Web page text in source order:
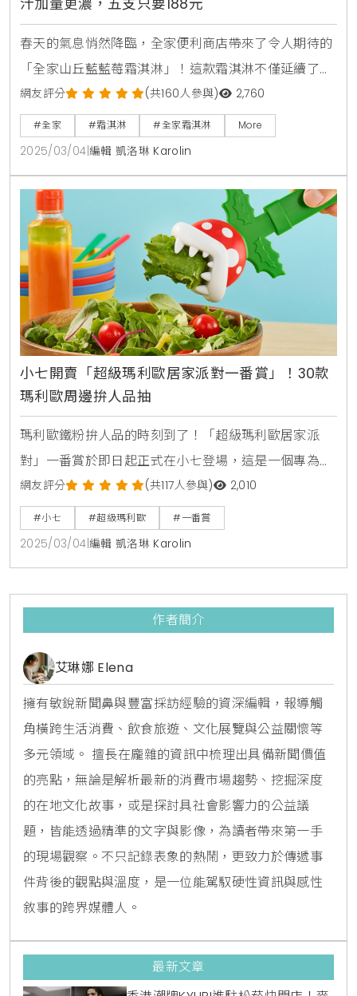
汁加量更濃，五支只要188元
春天的氣息悄然降臨，全家便利商店帶來了令人期待的
「全家山丘藍藍莓霜淇淋」！這款霜淇淋不僅延續了去
年的熱銷，還在口味上進行了全新升級。全新的山丘藍
藍莓果汁配方，讓每一口都充滿濃郁的果香，酸甜適
中，讓人一試成主顧。從3月5日至3月7日，消費者可
以享受限時優惠，五支只需188元，讓你在春日裡盡情
享受這份美味。此外，還推出綜合口味霜淇淋，特別選
用來自小農的牛奶，讓口感更加滑順，奶香四溢，搭配
新鮮藍莓果汁，
網友評分 (共160人參與) 2,760
#全家 #霜淇淋 #全家霜淇淋 More
2025/03/04 編輯 凱洛琳 Karolin
小七開賣「超級瑪利歐居家派對一番賞」！30款
瑪利歐周邊拚人品抽
瑪利歐鐵粉拚人品的時刻到了！「超級瑪利歐居家派
對」一番賞於即日起正式在小七登場，這是一個專為瑪
利歐迷設計的居家派對系列，讓你在家中也能享受超級
瑪利歐的樂趣！這次推出的近30款派對必需品，包括零
食收納盒、造型吐司模具和可愛的造型夾，絕對能讓你
的聚會充滿趣味與創意，讓每一位參與者都能感受到遊
派對的明星！它的設計靈感來自遊戲中的問號磚塊，讓
網友評分 (共117人參與) 2,010
#小七 #超級瑪利歐 #一番賞
2025/03/04 編輯 凱洛琳 Karolin
作者簡介
艾琳娜 Elena
擁有敏銳新聞鼻與豐富採訪經驗的資深編輯，報導觸
角橫跨生活消費、飲食旅遊、文化展覽與公益關懷等
多元領域。 擅長在龐雜的資訊中梳理出具備新聞價值
的亮點，無論是解析最新的消費市場趨勢、挖掘深度
的在地文化故事，或是探討具社會影響力的公益議
題，皆能透過精準的文字與影像，為讀者帶來第一手
的現場觀察。不只記錄表象的熱鬧，更致力於傳遞事
件背後的觀點與溫度，是一位能駕馭硬性資訊與感性
敘事的跨界媒體人。
最新文章